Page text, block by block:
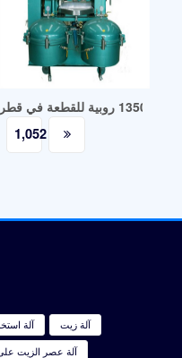
آلات طحن
1,052
آلة
آلة زيت
آلة عصر الزيت على